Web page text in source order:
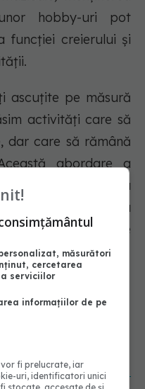
hobby-uri pot
funcției creierului și
ascuțite pe măsură
activități care să
dar care să rămână
abordare a
nu numai la
ci și la
pe măsură ce
măsurători
cercetarea
serviciilor
informațiilor de pe
fi prelucrate, iar
uri, identificatori unici